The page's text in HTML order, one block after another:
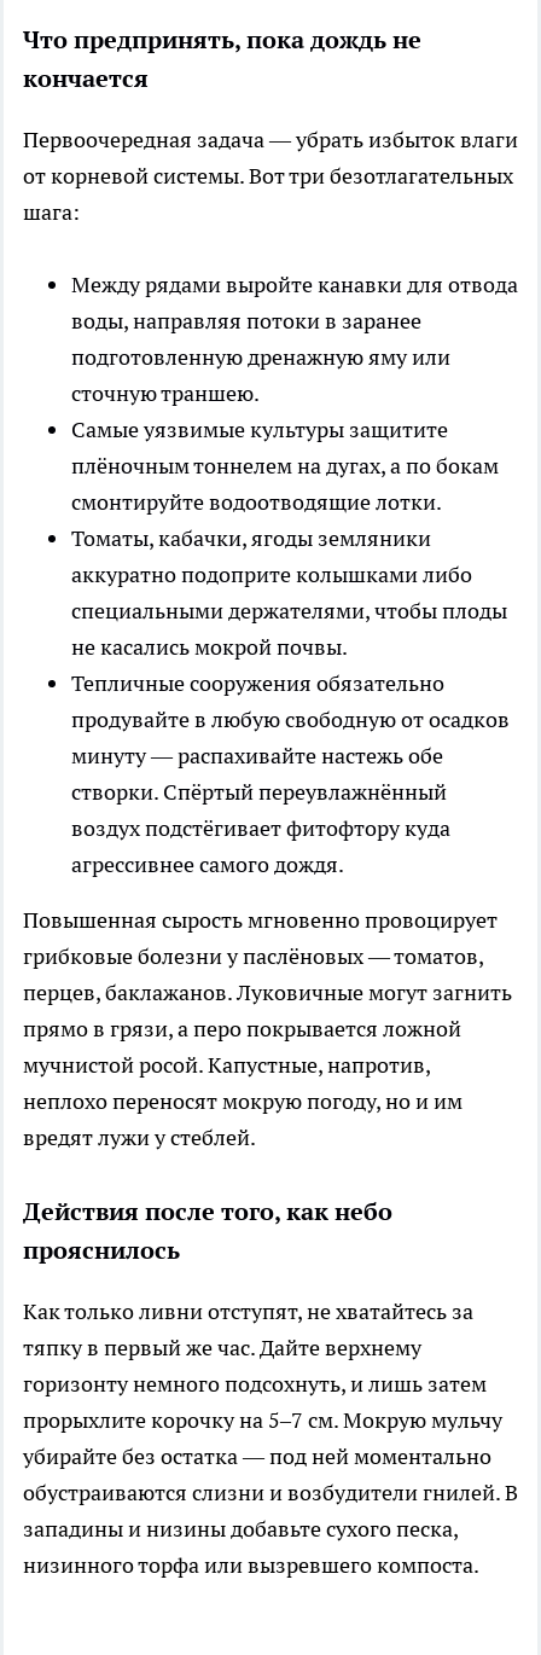
Что предпринять, пока дождь не
кончается
Первоочередная задача — убрать избыток влаги
от корневой системы. Вот три безотлагательных
шага:
Между рядами выройте канавки для отвода
воды, направляя потоки в заранее
подготовленную дренажную яму или
сточную траншею.
Самые уязвимые культуры защитите
плёночным тоннелем на дугах, а по бокам
смонтируйте водоотводящие лотки.
Томаты, кабачки, ягоды земляники
аккуратно подоприте колышками либо
специальными держателями, чтобы плоды
не касались мокрой почвы.
Тепличные сооружения обязательно
продувайте в любую свободную от осадков
минуту — распахивайте настежь обе
створки. Спёртый переувлажнённый
воздух подстёгивает фитофтору куда
агрессивнее самого дождя.
Повышенная сырость мгновенно провоцирует
грибковые болезни у паслёновых — томатов,
перцев, баклажанов. Луковичные могут загнить
прямо в грязи, а перо покрывается ложной
мучнистой росой. Капустные, напротив,
неплохо переносят мокрую погоду, но и им
вредят лужи у стеблей.
Действия после того, как небо
прояснилось
Как только ливни отступят, не хватайтесь за
тяпку в первый же час. Дайте верхнему
горизонту немного подсохнуть, и лишь затем
прорыхлите корочку на 5–7 см. Мокрую мульчу
убирайте без остатка — под ней моментально
обустраиваются слизни и возбудители гнилей. В
западины и низины добавьте сухого песка,
низинного торфа или вызревшего компоста.